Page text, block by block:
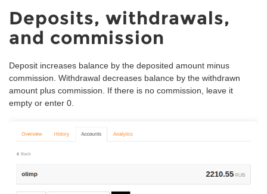
Deposits, withdrawals,
and commission
Deposit increases balance by the deposited amount minus
commission. Withdrawal decreases balance by the withdrawn
amount plus commission. If there is no commission, leave it
empty or enter 0.